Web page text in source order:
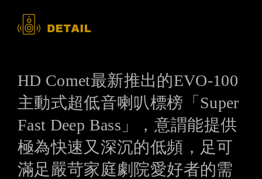
HD Comet最新推出的EVO-100
主動式超低音喇叭標榜「Super
Fast Deep Bass」，意謂能提供
極為快速又深沉的低頻，足可
滿足嚴苛家庭劇院愛好者的需